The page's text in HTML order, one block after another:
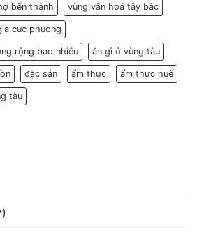
bến thành vùng văn hoá tây bắc
cuc phuong
rộng bao nhiêu ăn gì ở vùng tàu
đặc sản ẩm thực ẩm thực huế
tàu